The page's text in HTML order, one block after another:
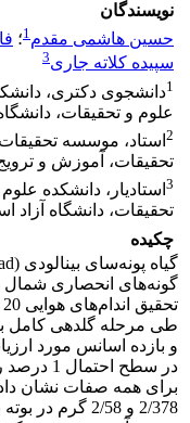
نویسندگان
حسین هاشمی مقدم1؛
سپیده کلاته جاری3
1دانشجوی دکتری،
علوم و تحقیقات،
2 استاد، موسسه
تحقیقات، آموزش و
3 استادیار، دانشکده
تحقیقات، دانشگاه آزاد
چکیده
گیاه پونه‌سای بینالودی (
گونه‌های انحصاری
طی مرحله گلدهی
و بازده اسانس مورد
در سطح
برای همه صفات نشان